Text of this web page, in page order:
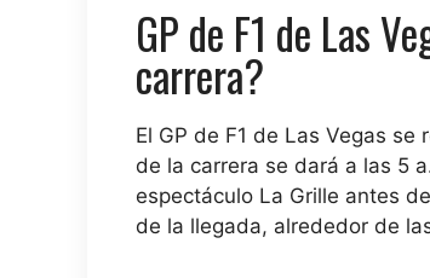
GP de F1 de Las
carrera?
El GP de F1 de Las Vegas
de la carrera se dará a las 5
espectáculo La Grille antes
de la llegada, alrededor de